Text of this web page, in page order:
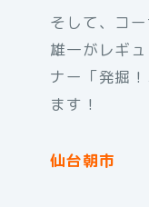
そして、コ
雄一がレギ
ナー「発掘
ます！
仙台朝市